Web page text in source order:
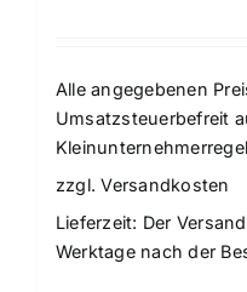
Alle angegebenen
Umsatzsteuerbefreit
zzgl.Versandkosten
Lieferzeit: Der
Werktage nach der